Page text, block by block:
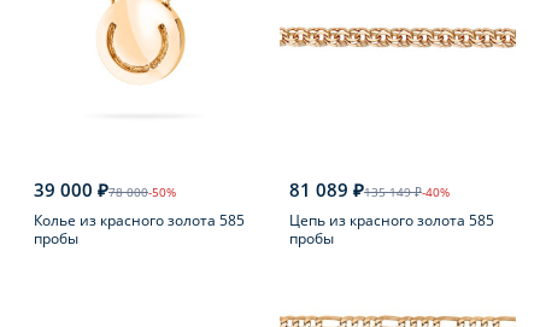
39 000 ₽78 000-50%
Колье из красного золота 585
пробы
81 089 ₽135 149 ₽-40%
Цепь из красного золота 585
пробы